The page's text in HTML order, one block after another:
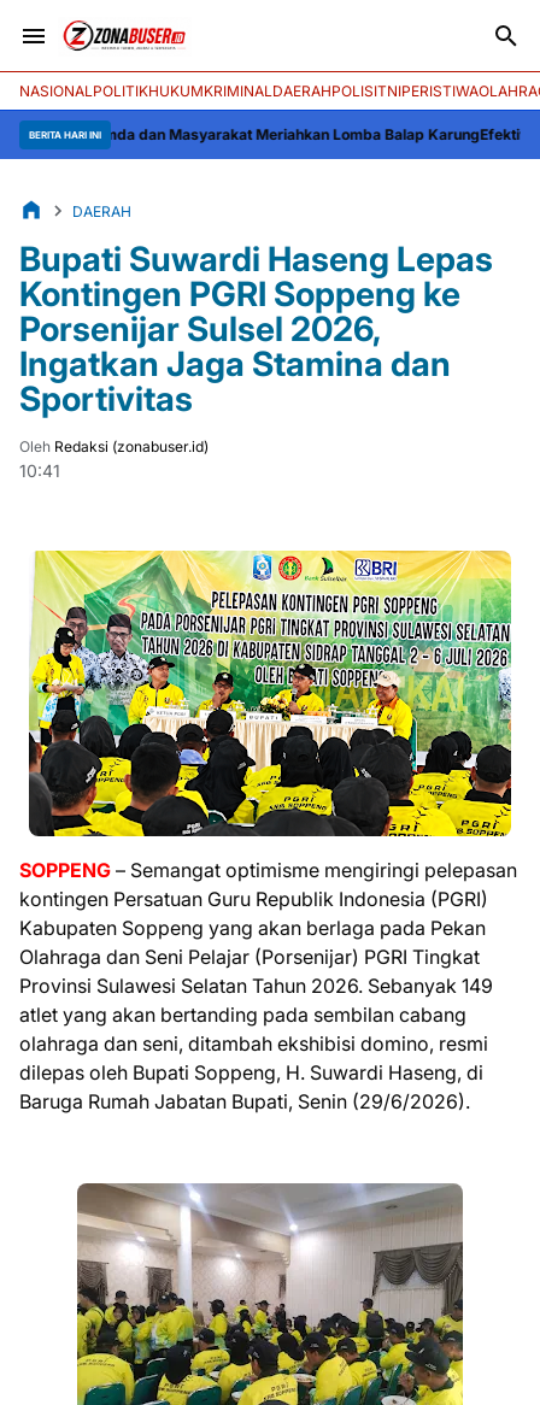
NASIONALPOLITIKHUKUMKRIMINALDAERAHPOLISITNIPERISTIWA
BERITA HARI INI
dan Masyarakat Meriahkan Lomba Balap KarungEfektivitas
DAERAH
Bupati Suwardi Haseng Lepas
Kontingen PGRI Soppeng ke
Porsenijar Sulsel 2026,
Ingatkan Jaga Stamina dan
Sportivitas
Oleh Redaksi (zonabuser.id)
10:41
SOPPENG – Semangat optimisme mengiringi pelepasan
kontingen Persatuan Guru Republik Indonesia (PGRI)
Kabupaten Soppeng yang akan berlaga pada Pekan
Olahraga dan Seni Pelajar (Porsenijar) PGRI Tingkat
Provinsi Sulawesi Selatan Tahun 2026. Sebanyak 149
atlet yang akan bertanding pada sembilan cabang
olahraga dan seni, ditambah ekshibisi domino, resmi
dilepas oleh Bupati Soppeng, H. Suwardi Haseng, di
Baruga Rumah Jabatan Bupati, Senin (29/6/2026).